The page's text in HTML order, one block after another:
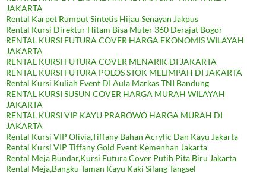
JAKARTA
Rental Karpet Rumput Sintetis Hijau Senayan Jakpus
Rental Kursi Direktur Hitam Bisa Muter 360 Derajat Bogor
RENTAL KURSI FUTURA COVER HARGA EKONOMIS WILAYAH
JAKARTA
RENTAL KURSI FUTURA COVER MENARIK DI JAKARTA
RENTAL KURSI FUTURA POLOS STOK MELIMPAH DI JAKARTA
Rental Kursi Kuliah Event DI Aula Markas TNI Bandung
RENTAL KURSI SUSUN COVER HARGA MURAH WILAYAH
JAKARTA
RENTAL KURSI VIP KAYU PRABOWO HARGA MURAH DI
JAKARTA
Rental Kursi VIP Olivia,Tiffany Bahan Acrylic Dan Kayu Jakarta
Rental Kursi VIP Tiffany Gold Event Kemenhan Jakarta
Rental Meja Bundar,Kursi Futura Cover Putih Pita Biru Jakarta
Rental Meja,Bangku Taman Kayu Kaki Silang Tangsel